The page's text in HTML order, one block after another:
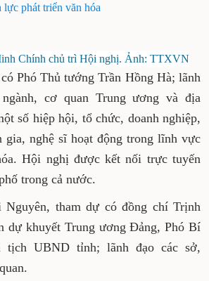
phát triển văn hóa
Chính chủ trì Hội nghị. Ảnh: TTXVN
Phó Thủ tướng Trần Hồng Hà; lãnh
cơ quan Trung ương và địa
số hiệp hội, tổ chức, doanh nghiệp,
gia, nghệ sĩ hoạt động trong lĩnh vực
Hội nghị được kết nối trực tuyến
trong cả nước.
Nguyên, tham dự có đồng chí Trịnh
dự khuyết Trung ương Đảng, Phó Bí
tịch UBND tỉnh; lãnh đạo các sở,